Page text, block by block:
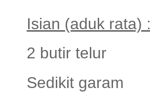
Isian (aduk rata) :
2 butir telur
Sedikit garam